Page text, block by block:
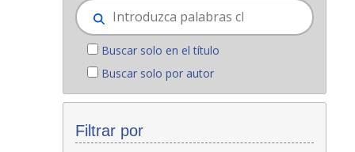
Buscar solo en el título
Buscar solo por autor
Filtrar por